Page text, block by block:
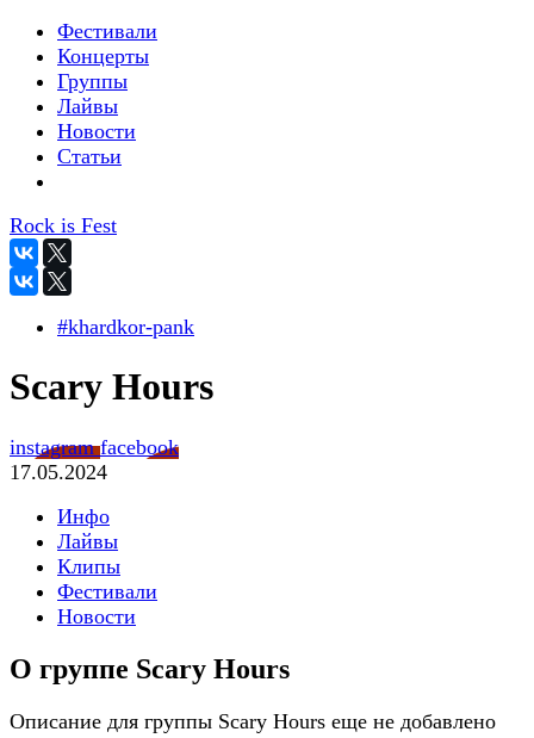
Фестивали
Концерты
Группы
Лайвы
Новости
Статьи
Rock is Fest
#khardkor-pank
Scary Hours
instagramfacebook
17.05.2024
Инфо
Лайвы
Клипы
Фестивали
Новости
О группе Scary Hours
Описание для группы Scary Hours еще не добавлено